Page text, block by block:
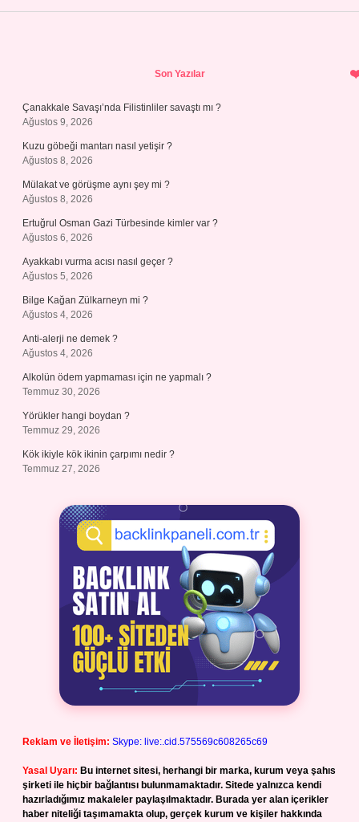
Son Yazılar
Çanakkale Savaşı’nda Filistinliler savaştı mı ?
Ağustos 9, 2026
Kuzu göbeği mantarı nasıl yetişir ?
Ağustos 8, 2026
Mülakat ve görüşme aynı şey mi ?
Ağustos 8, 2026
Ertuğrul Osman Gazi Türbesinde kimler var ?
Ağustos 6, 2026
Ayakkabı vurma acısı nasıl geçer ?
Ağustos 5, 2026
Bilge Kağan Zülkarneyn mi ?
Ağustos 4, 2026
Anti-alerji ne demek ?
Ağustos 4, 2026
Alkolün ödem yapmaması için ne yapmalı ?
Temmuz 30, 2026
Yörükler hangi boydan ?
Temmuz 29, 2026
Kök ikiyle kök ikinin çarpımı nedir ?
Temmuz 27, 2026
Reklam ve İletişim: Skype: live:.cid.575569c608265c69
Yasal Uyarı: Bu internet sitesi, herhangi bir marka, kurum veya şahıs
şirketi ile hiçbir bağlantısı bulunmamaktadır. Sitede yalnızca kendi
hazırladığımız makaleler paylaşılmaktadır. Burada yer alan içerikler
haber niteliği taşımamakta olup, gerçek kurum ve kişiler hakkında